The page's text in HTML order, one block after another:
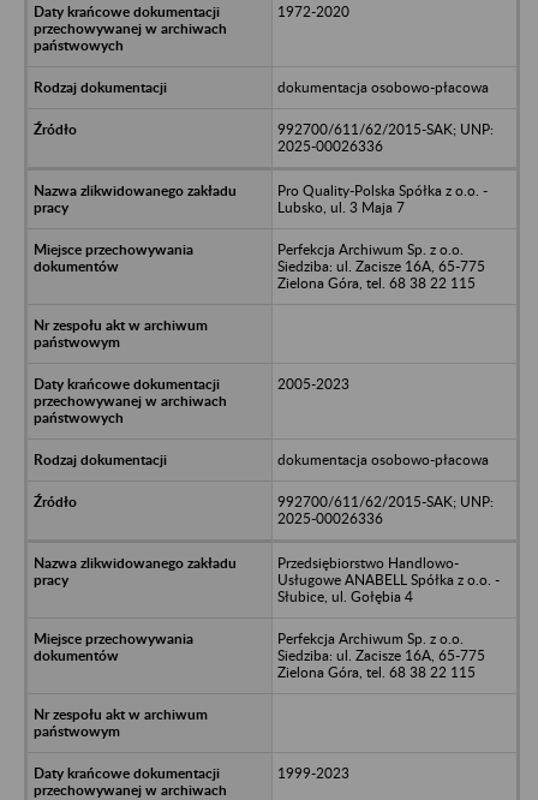
1972-2020
dokumentacja osobowo-płacowa
992700/611/62/2015-SAK; UNP:
2025-00026336
Pro Quality-Polska Spółka z o.o. -
Lubsko, ul. 3 Maja 7
Perfekcja Archiwum Sp. z o.o.
Siedziba: ul. Zacisze 16A, 65-775
Zielona Góra, tel. 68 38 22 115
2005-2023
dokumentacja osobowo-płacowa
992700/611/62/2015-SAK; UNP:
2025-00026336
Przedsiębiorstwo Handlowo-
Usługowe ANABELL Spółka z o.o. -
Słubice, ul. Gołębia 4
Perfekcja Archiwum Sp. z o.o.
Siedziba: ul. Zacisze 16A, 65-775
Zielona Góra, tel. 68 38 22 115
1999-2023